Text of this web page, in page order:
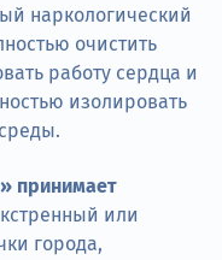
наркологический
очистить
работу сердца и
изолировать
принимает
или
города,